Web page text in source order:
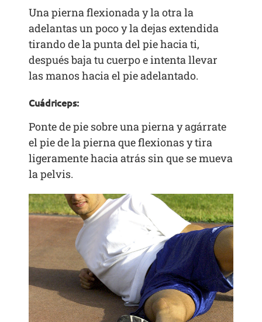
Una pierna flexionada y la otra la
adelantas un poco y la dejas extendida
tirando de la punta del pie hacia ti,
después baja tu cuerpo e intenta llevar
las manos hacia el pie adelantado.
Cuádriceps:
Ponte de pie sobre una pierna y agárrate
el pie de la pierna que flexionas y tira
ligeramente hacia atrás sin que se mueva
la pelvis.